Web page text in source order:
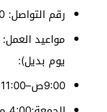
رقم التواصل: 0560101100.
مواعيد
يوم بديل):
9:00ص–11:00م.